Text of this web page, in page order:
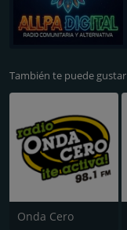
También te puede gustar
Onda Cero